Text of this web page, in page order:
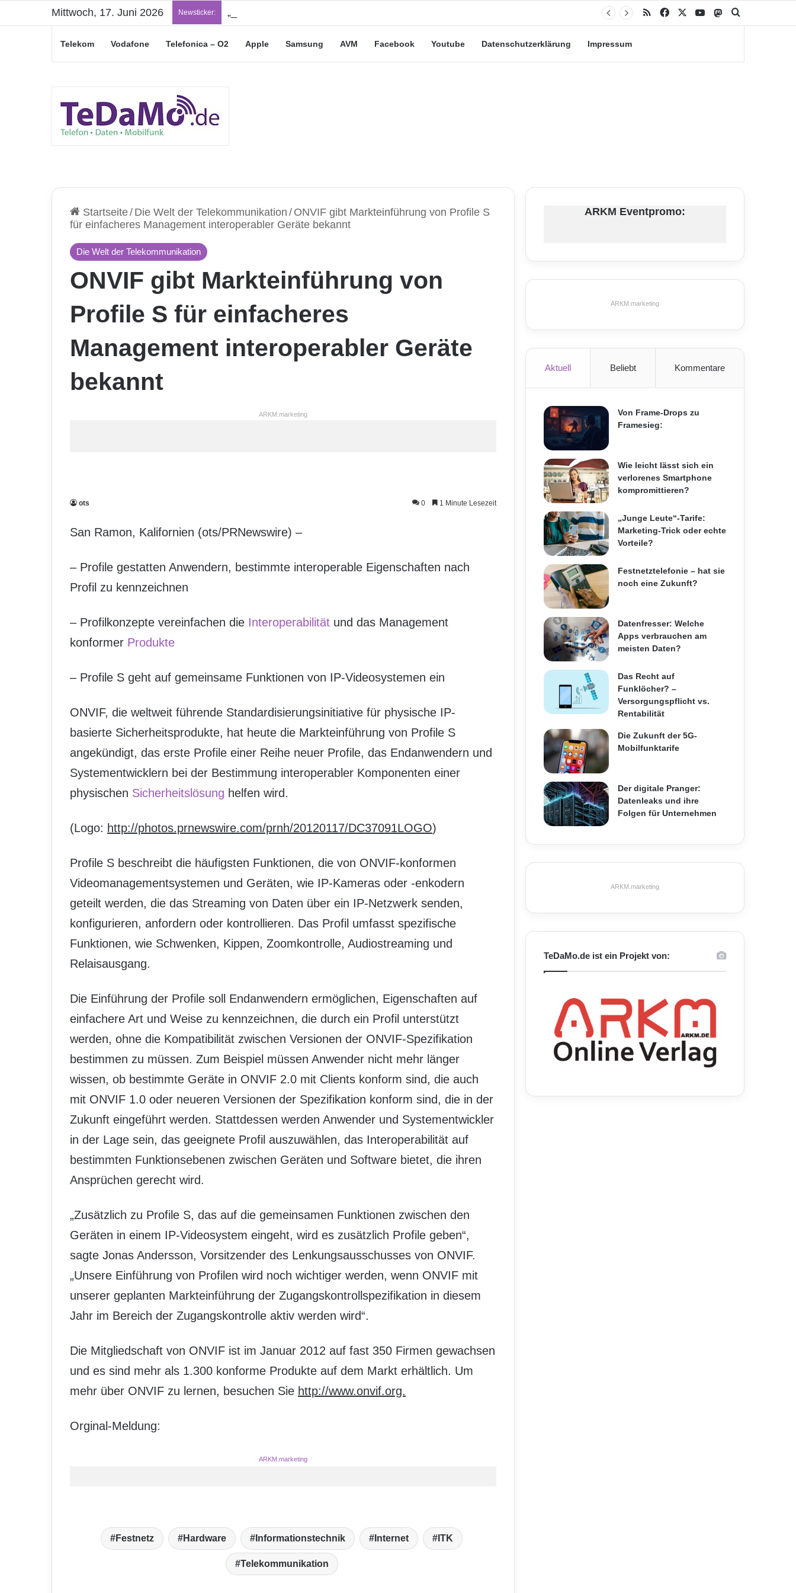
Mittwoch, 17. Juni 2026 Newsticker: „Junge Leute“-Tarife: Marketing-Trick oder echte Vorteile? RSS Facebook YouTubeMastodon
Telekom Vodafone Telefonica – O2 Apple Samsung AVM Facebook Youtube Datenschutzerklärung Impressum
Startseite/ Die Welt der Telekommunikation / ONVIF gibt Markteinführung von Profile S
für einfacheres Management interoperabler Geräte bekannt
Die Welt der Telekommunikation
ONVIF gibt Markteinführung von
Profile S für einfacheres
Management interoperabler Geräte
bekannt
ARKM.marketing
ots 0 1 Minute Lesezeit
San Ramon, Kalifornien (ots/PRNewswire) –
– Profile gestatten Anwendern, bestimmte interoperable Eigenschaften nach
Profil zu kennzeichnen
– Profilkonzepte vereinfachen die Interoperabilität und das Management
konformer Produkte
– Profile S geht auf gemeinsame Funktionen von IP-Videosystemen ein
ONVIF, die weltweit führende Standardisierungsinitiative für physische IP-
basierte Sicherheitsprodukte, hat heute die Markteinführung von Profile S
angekündigt, das erste Profile einer Reihe neuer Profile, das Endanwendern und
Systementwicklern bei der Bestimmung interoperabler Komponenten einer
physischen Sicherheitslösung helfen wird.
(Logo: http://photos.prnewswire.com/prnh/20120117/DC37091LOGO)
Profile S beschreibt die häufigsten Funktionen, die von ONVIF-konformen
Videomanagementsystemen und Geräten, wie IP-Kameras oder -enkodern
geteilt werden, die das Streaming von Daten über ein IP-Netzwerk senden,
konfigurieren, anfordern oder kontrollieren. Das Profil umfasst spezifische
Funktionen, wie Schwenken, Kippen, Zoomkontrolle, Audiostreaming und
Relaisausgang.
Die Einführung der Profile soll Endanwendern ermöglichen, Eigenschaften auf
einfachere Art und Weise zu kennzeichnen, die durch ein Profil unterstützt
werden, ohne die Kompatibilität zwischen Versionen der ONVIF-Spezifikation
bestimmen zu müssen. Zum Beispiel müssen Anwender nicht mehr länger
wissen, ob bestimmte Geräte in ONVIF 2.0 mit Clients konform sind, die auch
mit ONVIF 1.0 oder neueren Versionen der Spezifikation konform sind, die in der
Zukunft eingeführt werden. Stattdessen werden Anwender und Systementwickler
in der Lage sein, das geeignete Profil auszuwählen, das Interoperabilität auf
bestimmten Funktionsebenen zwischen Geräten und Software bietet, die ihren
Ansprüchen gerecht wird.
„Zusätzlich zu Profile S, das auf die gemeinsamen Funktionen zwischen den
Geräten in einem IP-Videosystem eingeht, wird es zusätzlich Profile geben“,
sagte Jonas Andersson, Vorsitzender des Lenkungsausschusses von ONVIF.
„Unsere Einführung von Profilen wird noch wichtiger werden, wenn ONVIF mit
unserer geplanten Markteinführung der Zugangskontrollspezifikation in diesem
Jahr im Bereich der Zugangskontrolle aktiv werden wird“.
Die Mitgliedschaft von ONVIF ist im Januar 2012 auf fast 350 Firmen gewachsen
und es sind mehr als 1.300 konforme Produkte auf dem Markt erhältlich. Um
mehr über ONVIF zu lernen, besuchen Sie http://www.onvif.org.
Orginal-Meldung:
ARKM.marketing
Festnetz Hardware Informationstechnik Internet ITK
Telekommunikation
ARKM Eventpromo:
ARKM.marketing
Aktuell Beliebt Kommentare
Von Frame-Drops zu
Framesieg:
Wie leicht lässt sich ein
verlorenes Smartphone
kompromittieren?
„Junge Leute“-Tarife:
Marketing-Trick oder echte
Vorteile?
Festnetztelefonie – hat sie
noch eine Zukunft?
Datenfresser: Welche
Apps verbrauchen am
meisten Daten?
Das Recht auf
Funklöcher? –
Versorgungspflicht vs.
Rentabilität
Die Zukunft der 5G-
Mobilfunktarife
Der digitale Pranger:
Datenleaks und ihre
Folgen für Unternehmen
ARKM.marketing
TeDaMo.de ist ein Projekt von: